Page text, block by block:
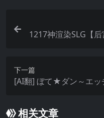
1217神渲染SLG【
下一篇
[AI翻] ぼて★ダン～エッ
相关文章